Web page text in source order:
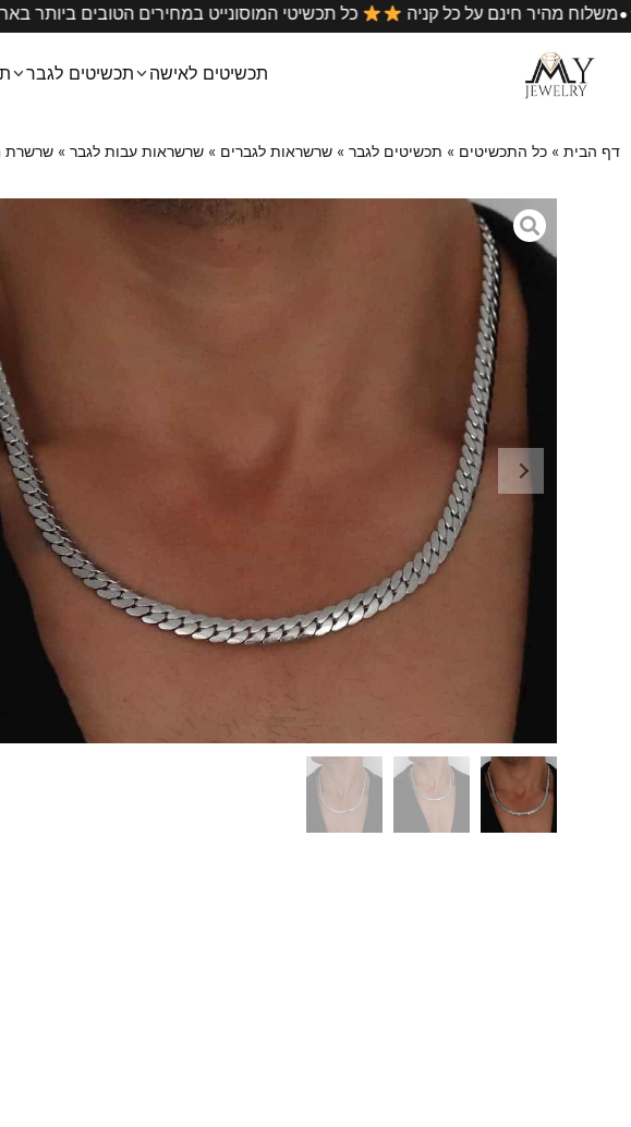
משלוח מהיר חינם על כל קניה כל תכשיטי המוסונייט במחירים • בארץ
תכשיטים לאישה תכשיטים לגבר
דף הבית » כל התכשיטים » תכשיטים לגבר » שרשראות לגברים » שרשראות עבות לגבר » שרשרת